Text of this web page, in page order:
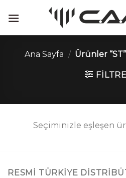
atla
Ana Sayfa / Ürünler
Seçiminizle eşleşen
RESMI TÜRKIYE